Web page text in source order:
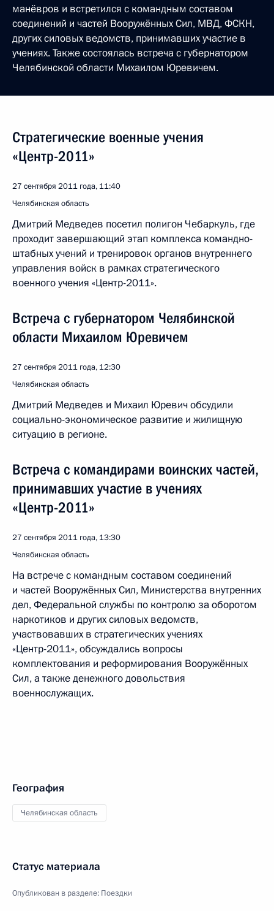
манёвров и встретился с командным составом
соединений и частей Вооружённых Сил, МВД, ФСКН,
других силовых ведомств, принимавших участие в
учениях. Также состоялась встреча с губернатором
Челябинской области Михаилом Юревичем.
Стратегические военные учения
«Центр-2011»
27 сентября 2011 года, 11:40
Челябинская область
Дмитрий Медведев посетил полигон Чебаркуль, где
проходит завершающий этап комплекса командно-
штабных учений и тренировок органов внутреннего
управления войск в рамках стратегического
военного учения «Центр-2011».
Встреча с губернатором Челябинской
области Михаилом Юревичем
27 сентября 2011 года, 12:30
Челябинская область
Дмитрий Медведев и Михаил Юревич обсудили
социально-экономическое развитие и жилищную
ситуацию в регионе.
Встреча с командирами воинских частей,
принимавших участие в учениях
«Центр-2011»
27 сентября 2011 года, 13:30
Челябинская область
На встрече с командным составом соединений
и частей Вооружённых Сил, Министерства внутренних
дел, Федеральной службы по контролю за оборотом
наркотиков и других силовых ведомств,
участвовавших в стратегических учениях
«Центр-2011», обсуждались вопросы
комплектования и реформирования Вооружённых
Сил, а также денежного довольствия
военнослужащих.
География
Челябинская область
Статус материала
Опубликован в разделе: Поездки